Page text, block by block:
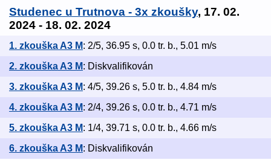
Studenec u Trutnova - 3x zkoušky, 17. 02.
2024 - 18. 02. 2024
1. zkouška A3 M: 2/5, 36.95 s, 0.0 tr. b., 5.01 m/s
2. zkouška A3 M: Diskvalifikován
3. zkouška A3 M: 4/5, 39.26 s, 5.0 tr. b., 4.84 m/s
4. zkouška A3 M: 2/4, 39.26 s, 0.0 tr. b., 4.71 m/s
5. zkouška A3 M: 1/4, 39.71 s, 0.0 tr. b., 4.66 m/s
6. zkouška A3 M: Diskvalifikován